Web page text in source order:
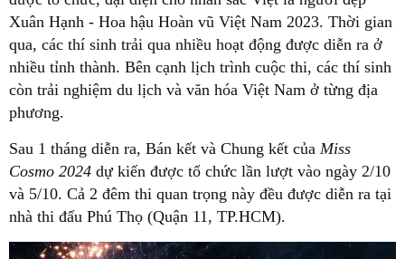
Xuân Hạnh - Hoa hậu Hoàn vũ Việt Nam 2023. Thời gian
qua, các thí sinh trải qua nhiều hoạt động được diễn ra ở
nhiều tỉnh thành. Bên cạnh lịch trình cuộc thi, các thí sinh
còn trải nghiệm du lịch và văn hóa Việt Nam ở từng địa
phương.
Sau 1 tháng diễn ra, Bán kết và Chung kết của Miss
Cosmo 2024 dự kiến được tổ chức lần lượt vào ngày 2/10
và 5/10. Cả 2 đêm thi quan trọng này đều được diễn ra tại
nhà thi đấu Phú Thọ (Quận 11, TP.HCM).